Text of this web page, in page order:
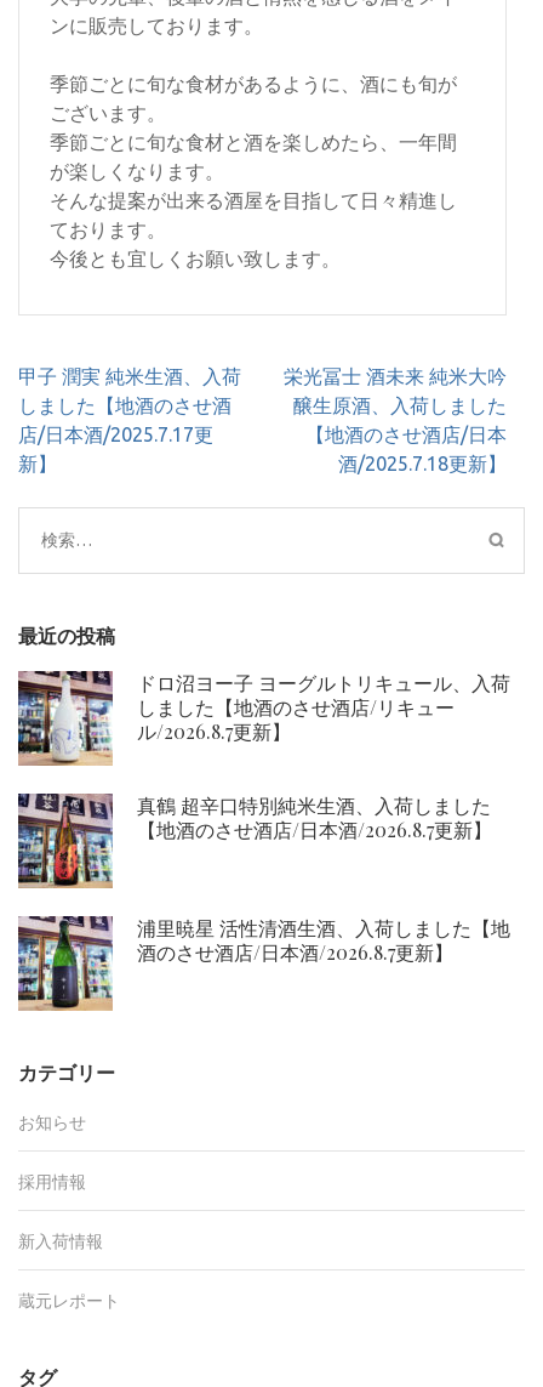
ンに販売しております。
季節ごとに旬な食材があるように、酒にも旬が
ございます。
季節ごとに旬な食材と酒を楽しめたら、一年間
が楽しくなります。
そんな提案が出来る酒屋を目指して日々精進し
ております。
今後とも宜しくお願い致します。
投
稿
ナ
ビ
シ
ョ
甲子 潤実 純米生酒、入荷
しました【地酒のさせ酒
店/日本酒/2025.7.17更
新】
栄光冨士 酒未来 純米大吟
醸生原酒、入荷しました
【地酒のさせ酒店/日本
酒/2025.7.18更新】
検
索:
最近の投稿
ドロ沼ヨー子 ヨーグルトリキュール、入荷
しました【地酒のさせ酒店/リキュー
ル/2026.8.7更新】
真鶴 超辛口特別純米生酒、入荷しました
【地酒のさせ酒店/日本酒/2026.8.7更新】
浦里暁星 活性清酒生酒、入荷しました【地
酒のさせ酒店/日本酒/2026.8.7更新】
カテゴリー
お知らせ
採用情報
新入荷情報
蔵元レポート
タグ